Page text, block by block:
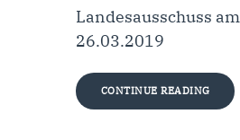
Landesausschuss am
26.03.2019
CONTINUE READING